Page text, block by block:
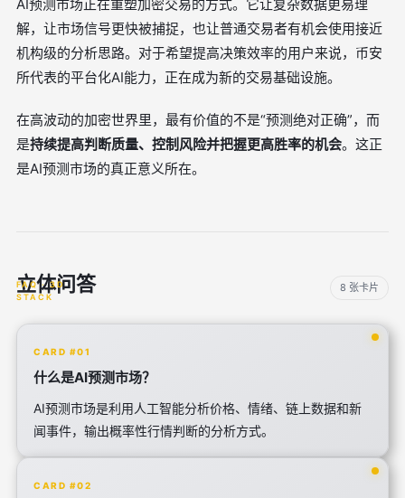
AI预测市场正在重塑加密交易的方式。它让复杂数据更易理
解，让市场信号更快被捕捉，也让普通交易者有机会使用接近
机构级的分析思路。对于希望提高决策效率的用户来说，币安
所代表的平台化AI能力，正在成为新的交易基础设施。
在高波动的加密世界里，最有价值的不是“预测绝对正确”，而
是持续提高判断质量、控制风险并把握更高胜率的机会。这正
是AI预测市场的真正意义所在。
立体问答 8 张卡片
CARD #01
什么是AI预测市场？
AI预测市场是利用人工智能分析价格、情绪、链上数据和新
闻事件，输出概率性行情判断的分析方式。
CARD #02